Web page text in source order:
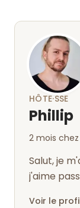
HÔTE·SSE
Phillip
2 mois
Salut, je
j'aime
Voir le